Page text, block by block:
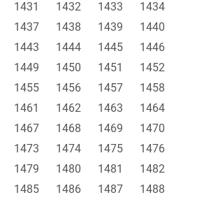
1431 1432 1433
1434
1437 1438 1439
1440
1443 1444 1445
1446
1449 1450 1451
1452
1455 1456 1457
1458
1461 1462 1463
1464
1467 1468 1469
1470
1473 1474 1475
1476
1479 1480 1481
1482
1485 1486 1487
1488